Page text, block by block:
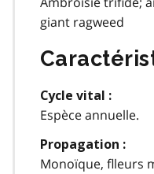
giant ragweed
Cycle vital :
Espèce annuelle.
Propagation :
Monoïque, flleurs